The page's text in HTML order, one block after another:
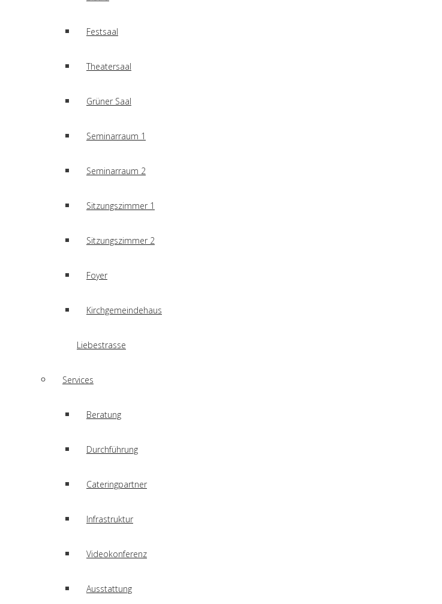
Festsaal
Theatersaal
Grüner Saal
Seminarraum 1
Seminarraum 2
Sitzungszimmer 1
Sitzungszimmer 2
Foyer
Kirchgemeindehaus
Liebestrasse
Services
Beratung
Durchführung
Cateringpartner
Infrastruktur
Videokonferenz
Ausstattung